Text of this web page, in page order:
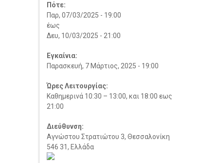
Πότε:
Παρ, 07/03/2025 - 19:00
έως
Δευ, 10/03/2025 - 21:00
Εγκαίνια:
Παρασκευή, 7 Μάρτιος, 2025 - 19:00
Ώρες Λειτουργίας:
Καθημερινά 10:30 – 13:00, και 18:00 εως
21:00
Διεύθυνση:
Αγνώστου Στρατιώτου 3, Θεσσαλονίκη
546 31, Ελλάδα